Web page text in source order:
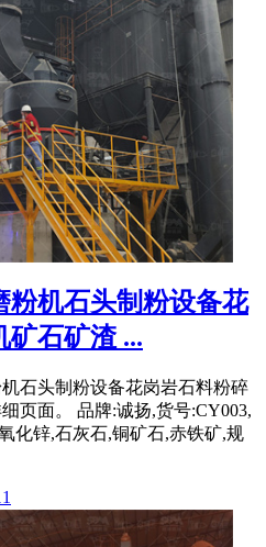
粉机石头制粉设备花
矿石矿渣 ...
石头制粉设备花岗岩石料粉碎
页面。 品牌:诚扬,货号:CY003,
化锌,石灰石,铜矿石,赤铁矿,规